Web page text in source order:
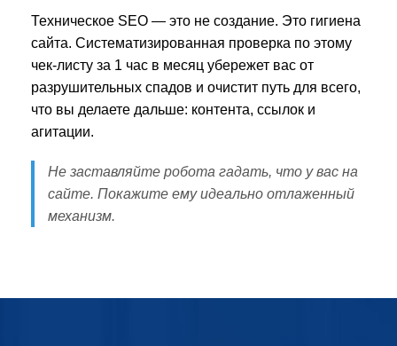
Техническое SEO — это не создание. Это гигиена
сайта. Систематизированная проверка по этому
чек-листу за 1 час в месяц убережет вас от
разрушительных спадов и очистит путь для всего,
что вы делаете дальше: контента, ссылок и
агитации.
Не заставляйте робота гадать, что у вас на
сайте. Покажите ему идеально отлаженный
механизм.